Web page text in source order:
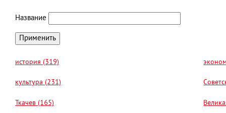
Название
история (319)
культура (231)
Ткачев (165)